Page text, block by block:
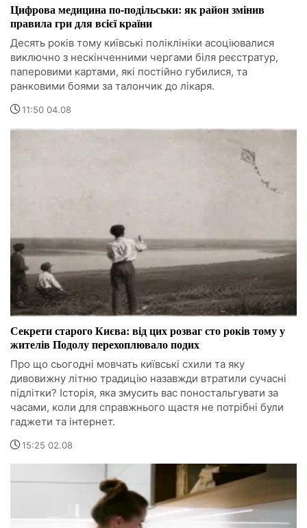
Цифрова медицина по-подільськи: як район змінив
правила гри для всієї країни
Десять років тому київські поліклініки асоціювалися
виключно з нескінченними чергами біля реєстратур,
паперовими картами, які постійно губилися, та
ранковими боями за талончик до лікаря.
11:50 04.08
Секрети старого Києва: від цих розваг сто років тому у
жителів Подолу перехоплювало подих
Про що сьогодні мовчать київські схили та яку
дивовижну літню традицію назавжди втратили сучасні
підлітки? Історія, яка змусить вас поностальгувати за
часами, коли для справжнього щастя не потрібні були
гаджети та інтернет.
15:25 02.08